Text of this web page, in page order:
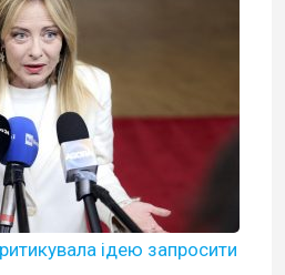
ідею запросити